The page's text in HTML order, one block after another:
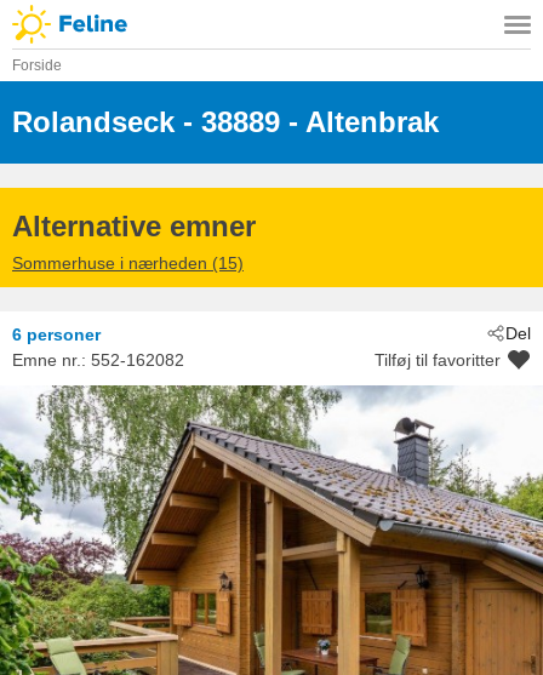
Forside
Rolandseck - 38889 - Altenbrak
Alternative emner
Sommerhuse i nærheden (15)
Del
6 personer
Emne nr.: 552-162082 Tilføj til favoritter